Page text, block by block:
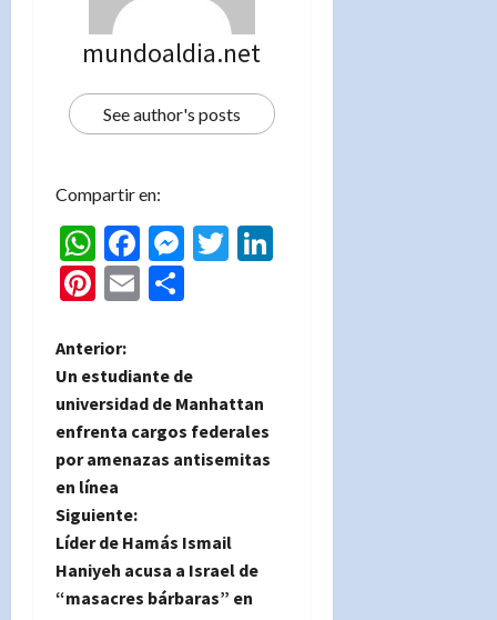
mundoaldia.net
See author's posts
Compartir en:
WhatsApp
Facebook
Messenger
Twitter
Pinterest
Email
N
a
v
e
g
a
Anterior:
Un estudiante de
universidad de Manhattan
enfrenta cargos federales
por amenazas antisemitas
en línea
Siguiente:
Líder de Hamás Ismail
Haniyeh acusa a Israel de
“masacres bárbaras” en